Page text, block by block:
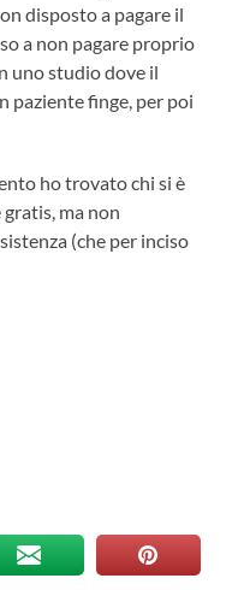
disposto a pagare il
a non pagare proprio
uno studio dove il
paziente finge, per poi
ho trovato chi si è
ma non
(che per inciso